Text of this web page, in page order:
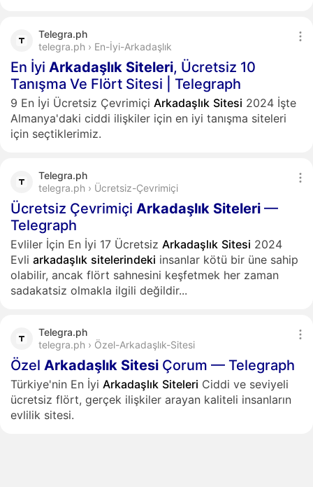
Telegra.ph
telegra.ph › En-İyi-Arkadaşlık
En İyi Arkadaşlık Siteleri, Ücretsiz 10
Tanışma Ve Flört Sitesi | Telegraph
9 En İyi Ücretsiz Çevrimiçi Arkadaşlık Sitesi 2024 İşte
Almanya'daki ciddi ilişkiler için en iyi tanışma siteleri
için seçtiklerimiz.
Telegra.ph
telegra.ph › Ücretsiz-Çevrimiçi
Ücretsiz Çevrimiçi Arkadaşlık Siteleri —
Telegraph
Evliler İçin En İyi 17 Ücretsiz Arkadaşlık Sitesi 2024
Evli arkadaşlık sitelerindeki insanlar kötü bir üne sahip
olabilir, ancak flört sahnesini keşfetmek her zaman
sadakatsiz olmakla ilgili değildir...
Telegra.ph
telegra.ph › Özel-Arkadaşlık-Sitesi
Özel Arkadaşlık Sitesi Çorum — Telegraph
Türkiye'nin En İyi Arkadaşlık Siteleri Ciddi ve seviyeli
ücretsiz flört, gerçek ilişkiler arayan kaliteli insanların
evlilik sitesi.